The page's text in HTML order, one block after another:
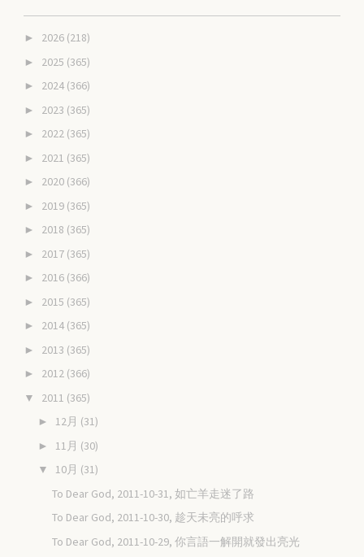
► 2026 (218)
► 2025 (365)
► 2024 (366)
► 2023 (365)
► 2022 (365)
► 2021 (365)
► 2020 (366)
► 2019 (365)
► 2018 (365)
► 2017 (365)
► 2016 (366)
► 2015 (365)
► 2014 (365)
► 2013 (365)
► 2012 (366)
▼ 2011 (365)
► 12月 (31)
► 11月 (30)
▼ 10月 (31)
To Dear God, 2011-10-31, 如亡羊走迷了路
To Dear God, 2011-10-30, 趁天未亮的呼求
To Dear God, 2011-10-29, 你言語一解開就發出亮光